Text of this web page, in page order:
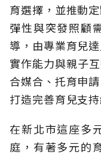
育選擇，並推動
彈性與突發照顧
導，由專業育兒
實作能力與親子
合媒合、托育申
打造完善育兒支持
在新北市這座多
庭，有著多元的